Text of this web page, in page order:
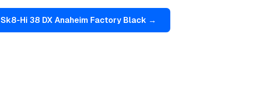
Hi 38 DX Anaheim Factory Black →